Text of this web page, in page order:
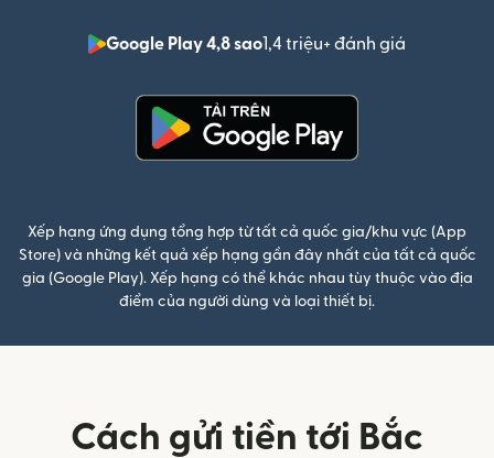
Google Play 4,8 sao1,4 triệu+ đánh giá
Xếp hạng ứng dụng tổng hợp từ tất cả quốc gia/khu vực (App
Store) và những kết quả xếp hạng gần đây nhất của tất cả quốc
gia (Google Play). Xếp hạng có thể khác nhau tùy thuộc vào địa
điểm của người dùng và loại thiết bị.
Cách gửi tiền tới Bắc